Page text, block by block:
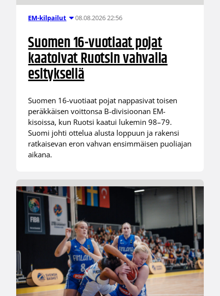
EM-kilpailut 08.08.2026 22:56
Suomen 16-vuotiaat pojat
kaatoivat Ruotsin vahvalla
esityksellä
Suomen 16-vuotiaat pojat nappasivat toisen
peräkkäisen voittonsa B-divisioonan EM-
kisoissa, kun Ruotsi kaatui lukemin 98–79.
Suomi johti ottelua alusta loppuun ja rakensi
ratkaisevan eron vahvan ensimmäisen puoliajan
aikana.